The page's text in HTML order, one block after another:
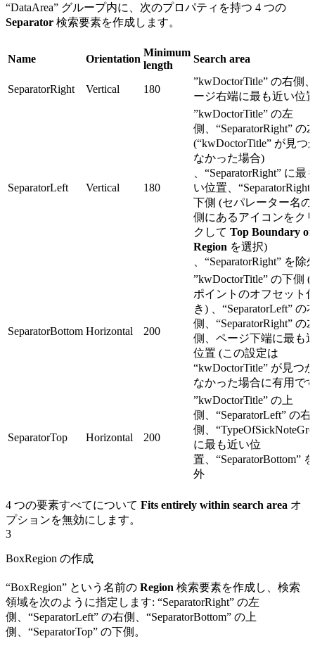
“DataArea” グループ内に、次のプロパティを持つ 4 つの
Separator 検索要素を作成します。
Name Orientation
Minimum
length
Search area
SeparatorRight Vertical 180
”kwDoctorTitle” の右側
ージ右端に最も近い位
SeparatorLeft Vertical 180
”kwDoctorTitle” の左
側、“SeparatorRight” の
(“kwDoctorTitle” が見つ
なかった場合)
、“SeparatorRight” に最
い位置、
下側 (セパレーター名の
側にあるアイコンをク
クして Top Boundary of
Region を選択)
、“SeparatorRight” を除
SeparatorBottom Horizontal 200
”kwDoctorTitle” の下側
ポイントのオフセット
き) 、“SeparatorLeft” の
側、“SeparatorRight” の
側、ページ下端に最も
位置 (この設定は
“kwDoctorTitle” が見つ
なかった場合に有用で
SeparatorTop Horizontal 200
”kwDoctorTitle” の上
側、“SeparatorLeft” の右
側、
に最も近い位
置、“SeparatorBottom”
外
4 つの要素すべてについて Fits entirely within search area オ
プションを無効にします。
3
BoxRegion の作成
“BoxRegion” という名前の Region 検索要素を作成し、検索
領域を次のように指定します: “SeparatorRight” の左
側、“SeparatorLeft” の右側、“SeparatorBottom” の上
側、“SeparatorTop” の下側。